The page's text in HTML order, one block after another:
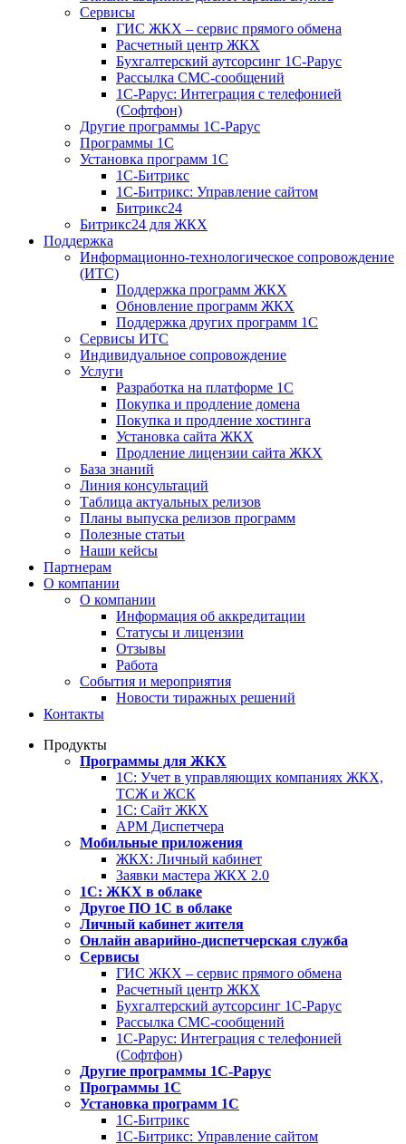
Сервисы
ГИС ЖКХ – сервис прямого обмена
Расчетный центр ЖКХ
Бухгалтерский аутсорсинг 1С-Рарус
Рассылка СМС-сообщений
1С-Рарус: Интеграция с телефонией
(Софтфон)
Другие программы 1С-Рарус
Программы 1С
Установка программ 1С
1С-Битрикс
1С-Битрикс: Управление сайтом
Битрикс24
Битрикс24 для ЖКХ
Поддержка
Информационно-технологическое сопровождение
(ИТС)
Поддержка программ ЖКХ
Обновление программ ЖКХ
Поддержка других программ 1С
Сервисы ИТС
Индивидуальное сопровождение
Услуги
Разработка на платформе 1С
Покупка и продление домена
Покупка и продление хостинга
Установка сайта ЖКХ
Продление лицензии сайта ЖКХ
База знаний
Линия консультаций
Таблица актуальных релизов
Планы выпуска релизов программ
Полезные статьи
Наши кейсы
Партнерам
О компании
О компании
Информация об аккредитации
Статусы и лицензии
Отзывы
Работа
События и мероприятия
Новости тиражных решений
Контакты
Продукты
Программы для ЖКХ
1С: Учет в управляющих компаниях ЖКХ,
ТСЖ и ЖСК
1С: Сайт ЖКХ
АРМ Диспетчера
Мобильные приложения
ЖКХ: Личный кабинет
Заявки мастера ЖКХ 2.0
1С: ЖКХ в облаке
Другое ПО 1С в облаке
Личный кабинет жителя
Онлайн аварийно-диспетчерская служба
Сервисы
ГИС ЖКХ – сервис прямого обмена
Расчетный центр ЖКХ
Бухгалтерский аутсорсинг 1С-Рарус
Рассылка СМС-сообщений
1С-Рарус: Интеграция с телефонией
(Софтфон)
Другие программы 1С-Рарус
Программы 1С
Установка программ 1С
1С-Битрикс
1С-Битрикс: Управление сайтом